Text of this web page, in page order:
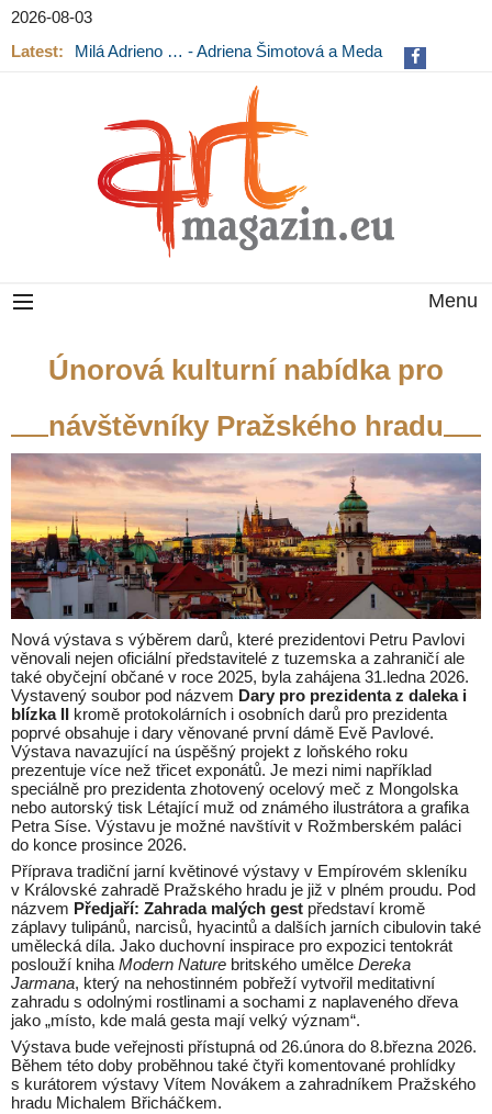
2026-08-03
Latest:
Milá Adrieno … - Adriena Šimotová a Meda
Menu
Únorová kulturní nabídka pro
návštěvníky Pražského hradu
Nová výstava s výběrem darů, které prezidentovi Petru Pavlovi
věnovali nejen oficiální představitelé z tuzemska a zahraničí ale
také obyčejní občané v roce 2025, byla zahájena 31.ledna 2026.
Vystavený soubor pod názvem Dary pro prezidenta z daleka i
blízka II kromě protokolárních i osobních darů pro prezidenta
poprvé obsahuje i dary věnované první dámě Evě Pavlové.
Výstava navazující na úspěšný projekt z loňského roku
prezentuje více než třicet exponátů. Je mezi nimi například
speciálně pro prezidenta zhotovený ocelový meč z Mongolska
nebo autorský tisk Létající muž od známého ilustrátora a grafika
Petra Síse. Výstavu je možné navštívit v Rožmberském paláci
do konce prosince 2026.
Příprava tradiční jarní květinové výstavy v Empírovém skleníku
v Královské zahradě Pražského hradu je již v plném proudu. Pod
názvem Předjaří: Zahrada malých gest představí kromě
záplavy tulipánů, narcisů, hyacintů a dalších jarních cibulovin také
umělecká díla. Jako duchovní inspirace pro expozici tentokrát
poslouží kniha Modern Nature britského umělce Dereka
Jarmana, který na nehostinném pobřeží vytvořil meditativní
zahradu s odolnými rostlinami a sochami z naplaveného dřeva
jako „místo, kde malá gesta mají velký význam“.
Výstava bude veřejnosti přístupná od 26.února do 8.března 2026.
Během této doby proběhnou také čtyři komentované prohlídky
s kurátorem výstavy Vítem Novákem a zahradníkem Pražského
hradu Michalem Břicháčkem.